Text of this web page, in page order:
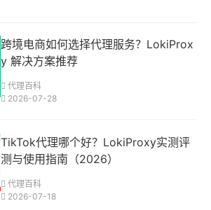
跨境电商如何选择代理服务？LokiProx
y 解决方案推荐
代理百科
2026-07-28
TikTok代理哪个好？LokiProxy实测评
测与使用指南（2026）
代理百科
2026-07-18